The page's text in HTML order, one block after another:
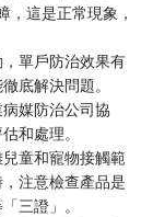
，這是正常現象，
單戶防治效果有
底解決問題。
媒防治公司協
和處理。
童和寵物接觸範
注意檢查產品是
三證」。